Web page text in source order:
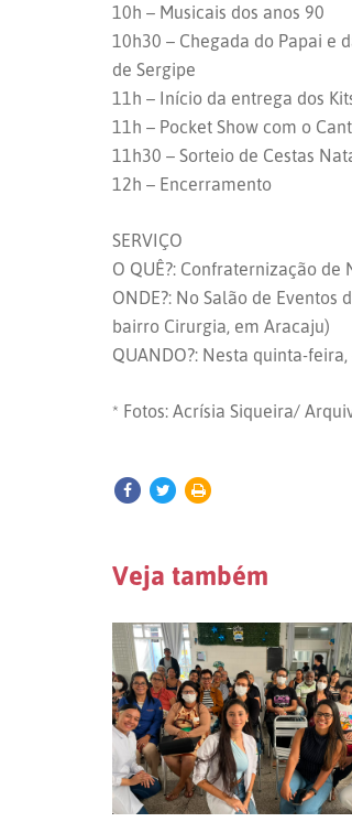
10h – Musicais dos anos 90
10h30 – Chegada do Papai e
de Sergipe
11h – Início da entrega dos
11h – Pocket Show com o
11h30 – Sorteio de Cestas
12h – Encerramento
SERVIÇO
O QUÊ?: Confraternização de
ONDE?: No Salão de
bairro Cirurgia, em Aracaju)
QUANDO?: Nesta quinta-
* Fotos: Acrísia Siqueira/
Veja também